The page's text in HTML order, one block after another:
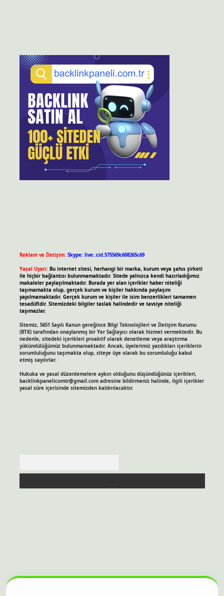
Reklam ve İletişim: Skype: live:.cid.575569c608265c69
Yasal Uyarı: Bu internet sitesi, herhangi bir marka, kurum veya şahıs şirketi
ile hiçbir bağlantısı bulunmamaktadır. Sitede yalnızca kendi hazırladığımız
makaleler paylaşılmaktadır. Burada yer alan içerikler haber niteliği
taşımamakta olup, gerçek kurum ve kişiler hakkında paylaşım
yapılmamaktadır. Gerçek kurum ve kişiler ile isim benzerlikleri tamamen
tesadüfidir. Sitemizdeki bilgiler taslak halindedir ve tavsiye niteliği
taşımazlar.
Sitemiz, 5651 Sayılı Kanun gereğince Bilgi Teknolojileri ve İletişim Kurumu
(BTK) tarafından onaylanmış bir Yer Sağlayıcı olarak hizmet vermektedir. Bu
nedenle, sitedeki içerikleri proaktif olarak denetleme veya araştırma
yükümlülüğümüz bulunmamaktadır. Ancak, üyelerimiz yazdıkları içeriklerin
sorumluluğunu taşımakta olup, siteye üye olarak bu sorumluluğu kabul
etmiş sayılırlar.
Hukuka ve yasal düzenlemelere aykırı olduğunu düşündüğünüz içerikleri,
backlinkpanelicomtr@gmail.comadresine bildirmeniz halinde, ilgili içerikler
yasal süre içerisinde sitemizden kaldırılacaktır.